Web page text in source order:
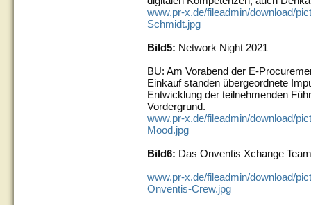
www.pr-x.de/fileadmin/download/
Schmidt.jpg
Bild5: Network Night 2021
BU: Am Vorabend der E-
Einkauf standen übergeordnete
Entwicklung der teilnehmenden
Vordergrund.
www.pr-x.de/fileadmin/download/
Mood.jpg
Bild6: Das Onventis Xchange Team
www.pr-x.de/fileadmin/download/
Onventis-Crew.jpg